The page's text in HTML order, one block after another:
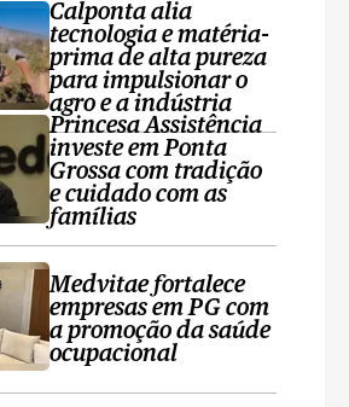
Calponta alia
tecnologia e matéria-
prima de alta pureza
para impulsionar o
agro e a indústria
Princesa Assistência
investe em Ponta
Grossa com tradição
e cuidado com as
famílias
Medvitae fortalece
empresas em PG com
a promoção da saúde
ocupacional